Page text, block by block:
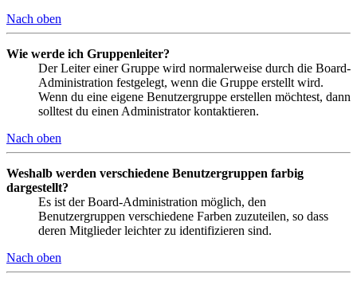
Nach oben
Wie werde ich Gruppenleiter?
Der Leiter einer Gruppe wird normalerweise durch die Board-
Administration festgelegt, wenn die Gruppe erstellt wird.
Wenn du eine eigene Benutzergruppe erstellen möchtest, dann
solltest du einen Administrator kontaktieren.
Nach oben
Weshalb werden verschiedene Benutzergruppen farbig
dargestellt?
Es ist der Board-Administration möglich, den
Benutzergruppen verschiedene Farben zuzuteilen, so dass
deren Mitglieder leichter zu identifizieren sind.
Nach oben